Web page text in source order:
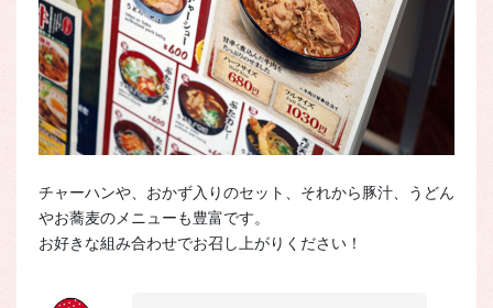
チャーハンや、おかず入りのセット、それから豚汁、うどん
やお蕎麦のメニューも豊富です。
お好きな組み合わせでお召し上がりください！